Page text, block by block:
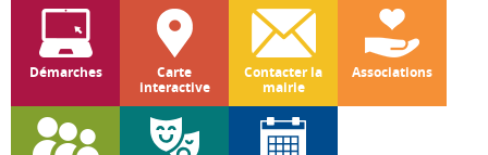
Démarches
Carte
interactive
Contacter la
mairie
Associations